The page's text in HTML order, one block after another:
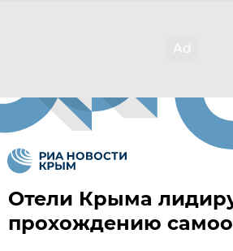
Отели Крыма
прохождению